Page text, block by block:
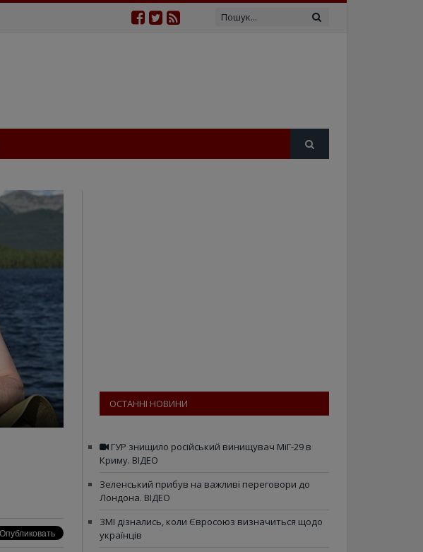
ОСТАННІ НОВИНИ
ГУР знищило російський винищувач МіГ-29 в
Криму. ВІДЕО
Зеленський прибув на важливі переговори до
Лондона. ВІДЕО
ЗМІ дізнались, коли Євросоюз визначиться щодо
українців